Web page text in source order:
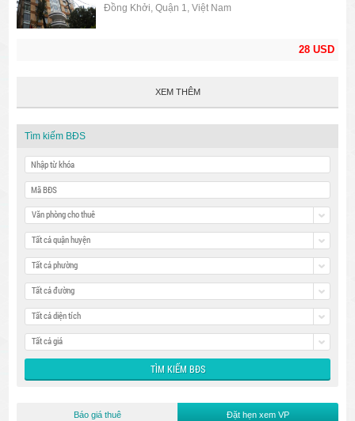
28 USD
Đồng Khởi, Quận 1, Việt Nam
XEM THÊM
Tìm kiếm BĐS
Văn phòng cho thuê
Tất cả quận huyện
Tất cả phường
Tất cả đường
Tất cả diện tích
Tất cả giá
Báo giá thuê Đặt hẹn xem VP